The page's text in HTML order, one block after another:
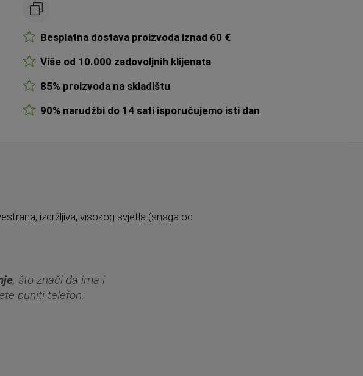
Besplatna dostava proizvoda iznad 60 €
Više od 10.000 zadovoljnih klijenata
85% proizvoda na skladištu
90% narudžbi do 14 sati isporučujemo isti dan
izdržljiva, visokog svjetla (snaga od
, što znači da ima i
puniti telefon.